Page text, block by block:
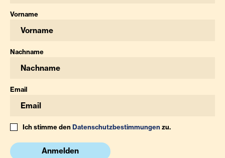
Vorname
Nachname
Email
Ich stimme denDatenschutzbestimmungenzu.
Anmelden